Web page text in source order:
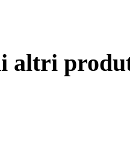
altri